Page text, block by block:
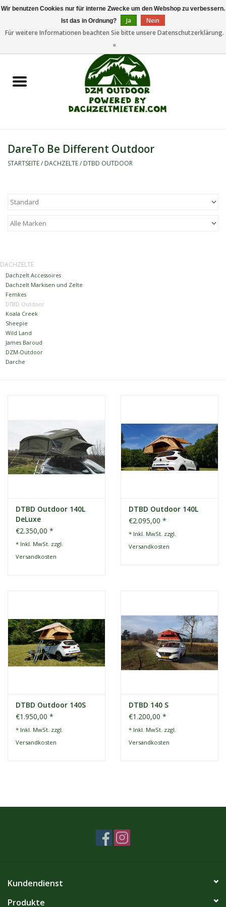
Dachzeltanhänger
Camping/Outdoor
Marken
Dachzelt Mieten
DareTo Be Different Outdoor
STARTSEITE/ DACHZELTE/ DTBD OUTDOOR
DACHZELTE
Dachzelt Accessoires
Dachzelt Markisen und Zelte
Femkes
DTBD Outdoor
Koala Creek
Sheepie
Wild Land
James Baroud
DZM-Outdoor
Darche
DTBD Outdoor 140L
DeLuxe
€2.350,00 *
* Inkl. MwSt. zzgl.
Versandkosten
DTBD Outdoor 140L
€2.095,00 *
* Inkl. MwSt. zzgl.
Versandkosten
DTBD Outdoor 140S
€1.950,00 *
* Inkl. MwSt. zzgl.
Versandkosten
DTBD 140 S
€1.200,00 *
* Inkl. MwSt. zzgl.
Versandkosten
Kundendienst
Produkte
Wir benutzen Cookies nur für interne Zwecke um den Webshop zu verbessern.
Ist das in Ordnung?
Ja
Nein
Für weitere Informationen beachten Sie bitte unsere Datenschutzerklärung.
»